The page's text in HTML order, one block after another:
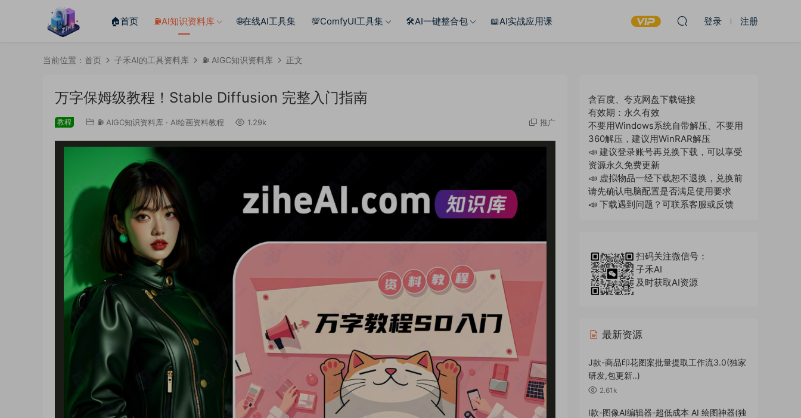
🏠首页 ⛽️AI知识资料库 🌐在线AI工具集 💯ComfyUI工具集 🛠️AI一键整合包 📖AI实战应用课 登录 注册
当前位置： 首页 子禾AI的工具资料库 ⛽️ AIGC知识资料库 正文
万字保姆级教程！Stable Diffusion 完整入门指南
教程 ⛽️ AIGC知识资料库 · AI绘画资料教程 1.29k 推广
含百度、夸克网盘下载链接
有效期：永久有效
不要用Windows系统自带解压、不要用
360解压，建议用WinRAR解压
📣 建议登录账号再兑换下载，可以享受
资源永久免费更新
📣 虚拟物品一经下载恕不退换，兑换前
请先确认电脑配置是否满足使用要求
📣 下载遇到问题？可联系客服或反馈
扫码关注微信号：
子禾AI
及时获取AI资源
最新资源
J款-商品印花图案批量提取工作流3.0(独家
研发,包更新..)
2.61k
I款-图像AI编辑器-超低成本 AI 绘图神器(独